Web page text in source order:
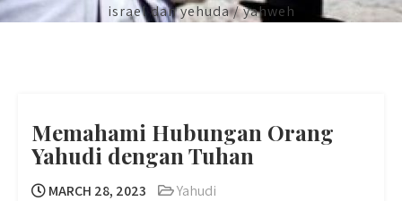
israel dan yehuda / yahweh
Memahami Hubungan Orang
Yahudi dengan Tuhan
MARCH 28, 2023 Yahudi